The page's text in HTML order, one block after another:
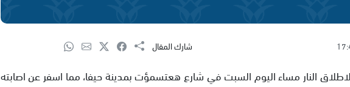
شارك المقال
يبلغ من العمر 30 عاماً لاطلاق النار مساء اليوم السبت في شارع هعتسمؤت بمدينة حيفا، مما اسفر عن اصابته